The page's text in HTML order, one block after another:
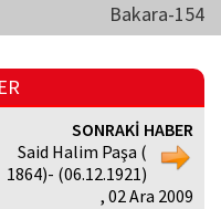
Bakara-154
SONRAKİ HABER
Said Halim Paşa (
1864)- (06.12.1921)
, 02 Ara 2009